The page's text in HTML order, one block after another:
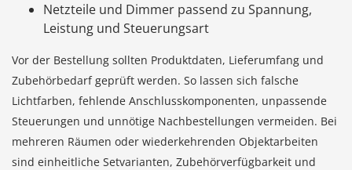
Netzteile und Dimmer passend zu Spannung,
Leistung und Steuerungsart
Vor der Bestellung sollten Produktdaten, Lieferumfang und
Zubehörbedarf geprüft werden. So lassen sich falsche
Lichtfarben, fehlende Anschlusskomponenten, unpassende
Steuerungen und unnötige Nachbestellungen vermeiden. Bei
mehreren Räumen oder wiederkehrenden Objektarbeiten
sind einheitliche Setvarianten, Zubehörverfügbarkeit und